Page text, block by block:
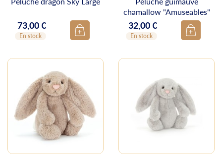
Prix
73,00 €
En stock
chamallow "Amuseables"
Prix
32,00 €
En stock